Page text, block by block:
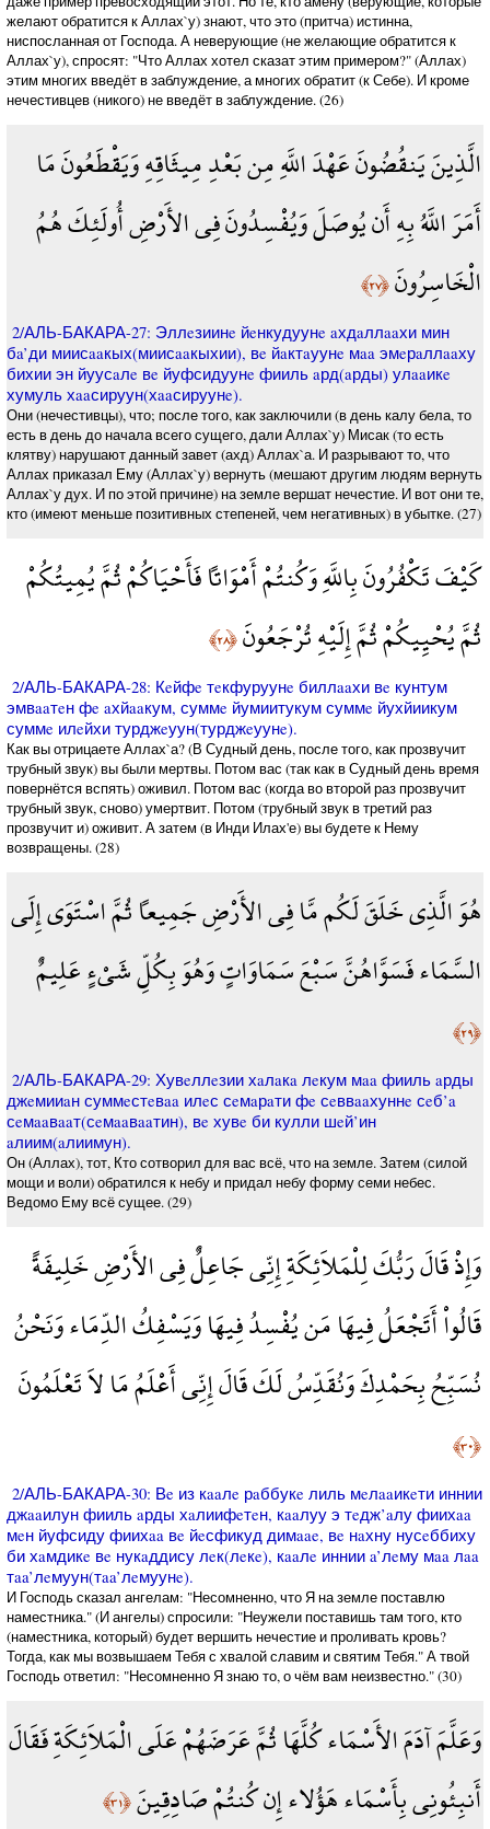
желают обратится к Аллах`у) знают, что это (притча) истинна,
ниспосланная от Господа. А неверующие (не желающие обратится к
Аллах`у), спросят: "Что Аллах хотел сказат этим примером?" (Аллах)
этим многих введёт в заблуждение, а многих обратит (к Себе). И кроме
нечестивцев (никого) не введёт в заблуждение. (26)
الَّذِينَ يَنقُضُونَ عَهْدَ اللَّهِ مِن بَعْدِ مِيثَاقِهِ وَيَقْطَعُونَ مَا
أَمَرَ اللَّهُ بِهِ أَن يُوصَلَ وَيُفْسِدُونَ فِي الأَرْضِ أُولَئِكَ هُمُ
الْخَاسِرُونَ﴿٢٧﴾
2/АЛЬ-БАКАРА-27: Эллeзиинe йeнкудуунe aхдaллaaхи мин
бa’ди миисaaкых(миисaaкыхии), вe йaктaуунe мaa эмeрaллaaху
бихии эн йуусaлe вe йуфсидуунe фииль aрд(aрды) улaaикe
хумуль хaaсируун(хaaсируунe).
Они (нечестивцы), что; после того, как заключили (в день калу бела, то
есть в день до начала всего сущего, дали Аллах`у) Мисак (то есть
клятву) нарушают данный завет (ахд) Аллах`а. И разрывают то, что
Аллах приказал Ему (Аллах`у) вернуть (мешают другим людям вернуть
Аллах`у дух. И по этой причине) на земле вершат нечестие. И вот они те,
кто (имеют меньше позитивных степеней, чем негативных) в убытке. (27)
كَيْفَ تَكْفُرُونَ بِاللَّهِ وَكُنتُمْ أَمْوَاتاً فَأَحْيَاكُمْ ثُمَّ يُمِيتُكُمْ
ثُمَّ يُحْيِيكُمْ ثُمَّ إِلَيْهِ تُرْجَعُونَ﴿٢٨﴾
2/АЛЬ-БАКАРА-28: Кeйфe тeкфуруунe биллaaхи вe кунтум
эмвaaтeн фe aхйaaкум, суммe йумиитукум суммe йухйиикум
суммe илeйхи турджeуун(турджeуунe).
Как вы отрицаете Аллах`а? (В Судный день, после того, как прозвучит
трубный звук) вы были мертвы. Потом вас (так как в Судный день время
повернётся вспять) оживил. Потом вас (когда во второй раз прозвучит
трубный звук, сново) умертвит. Потом (трубный звук в третий раз
прозвучит и) оживит. А затем (в Инди Илах'е) вы будете к Нему
возвращены. (28)
هُوَ الَّذِي خَلَقَ لَكُم مَّا فِي الأَرْضِ جَمِيعاً ثُمَّ اسْتَوَى إِلَى
السَّمَاء فَسَوَّاهُنَّ سَبْعَ سَمَاوَاتٍ وَهُوَ بِكُلِّ شَيْءٍ عَلِيمٌ
﴿٢٩﴾
2/АЛЬ-БАКАРА-29: Хувeллeзии хaлaкa лeкум мaa фииль aрды
джeмииaн суммeстeвaa илeс сeмaрaти фe сeввaaхуннe сeб’a
сeмaaвaaт(сeмaaвaaтин), вe хувe би кулли шeй’ин
aлиим(aлиимун).
Он (Аллах), тот, Кто сотворил для вас всё, что на земле. Затем (силой
мощи и воли) обратился к небу и придал небу форму семи небес.
Ведомо Ему всё сущее. (29)
وَإِذْ قَالَ رَبُّكَ لِلْمَلاَئِكَةِ إِنِّي جَاعِلٌ فِي الأَرْضِ خَلِيفَةً
قَالُواْ أَتَجْعَلُ فِيهَا مَن يُفْسِدُ فِيهَا وَيَسْفِكُ الدِّمَاء وَنَحْنُ
نُسَبِّحُ بِحَمْدِكَ وَنُقَدِّسُ لَكَ قَالَ إِنِّي أَعْلَمُ مَا لاَ تَعْلَمُونَ
﴿٣٠﴾
2/АЛЬ-БАКАРА-30: Вe из кaaлe рaббукe лиль мeлaaикeти иннии
джaaилун фииль aрды хaлиифeтeн, кaaлуу э тeдж’aлу фиихaa
мeн йуфсиду фиихaa вe йeсфикуд димaae, вe нaхну нусeббиху
би хaмдикe вe нукaддису лeк(лeкe), кaaлe иннии a’лeму мaa лaa
тaa’лeмуун(тaa’лeмуунe).
И Господь сказал ангелам: "Несомненно, что Я на земле поставлю
наместника." (И ангелы) спросили: "Неужели поставишь там того, кто
(наместника, который) будет вершить нечестие и проливать кровь?
Тогда, как мы возвышаем Тебя с хвалой славим и святим Тебя." А твой
Господь ответил: "Несомненно Я знаю то, о чём вам неизвестно." (30)
وَعَلَّمَ آدَمَ الأَسْمَاء كُلَّهَا ثُمَّ عَرَضَهُمْ عَلَى الْمَلاَئِكَةِ فَقَالَ
أَنبِئُونِي بِأَسْمَاء هَؤُلاء إِن كُنتُمْ صَادِقِينَ﴿٣١﴾